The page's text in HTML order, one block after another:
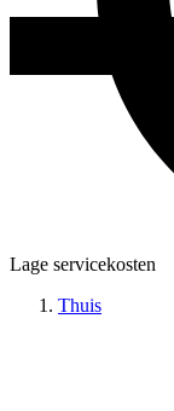
Lage servicekosten
Thuis